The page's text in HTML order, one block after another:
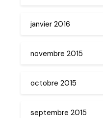
janvier 2016
novembre 2015
octobre 2015
septembre 2015